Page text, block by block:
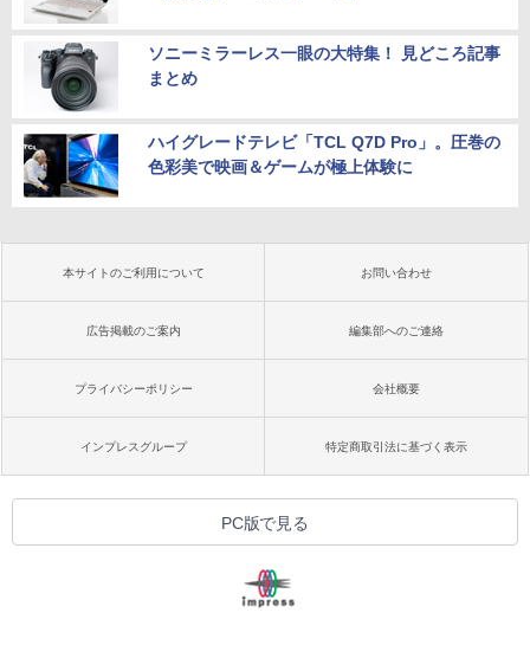
ソニーミラーレス一眼の大特集！ 見どころ記事
まとめ
ハイグレードテレビ「TCL Q7D Pro」。圧巻の
色彩美で映画＆ゲームが極上体験に
本サイトのご利用について お問い合わせ
広告掲載のご案内 編集部へのご連絡
プライバシーポリシー 会社概要
インプレスグループ 特定商取引法に基づく表示
PC版で見る